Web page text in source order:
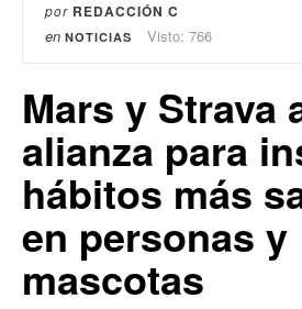
por REDACCIÓN C
en NOTICIAS Visto: 766
Mars y Strava
alianza para
hábitos más
en personas y
mascotas